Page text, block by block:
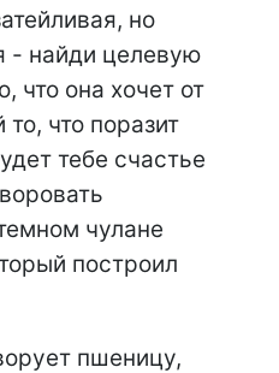
но
- найди целевую
что она хочет от
что поразит
тебе счастье
чулане
построил
пшеницу,